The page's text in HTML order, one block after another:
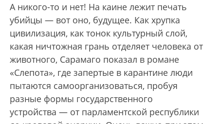
А никого-то и нет! На каине лежит печать
убийцы — вот оно, будущее. Как хрупка
цивилизация, как тонок культурный слой,
какая ничтожная грань отделяет человека от
животного, Сарамаго показал в романе
«Слепота», где запертые в карантине люди
пытаются самоорганизоваться, пробуя
разные формы государственного
устройства — от парламентской республики